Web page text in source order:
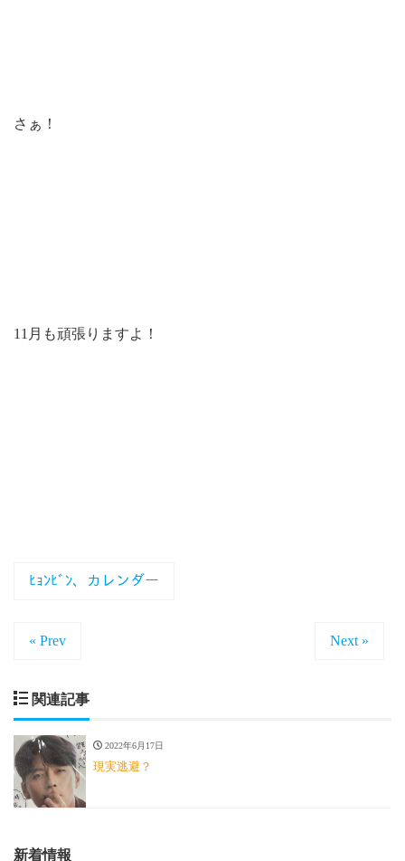
さぁ！
11月も頑張りますよ！
ﾋｮﾝﾋﾞﾝ、カレンダー
« Prev Next »
関連記事
2022年6月17日
現実逃避？
新着情報